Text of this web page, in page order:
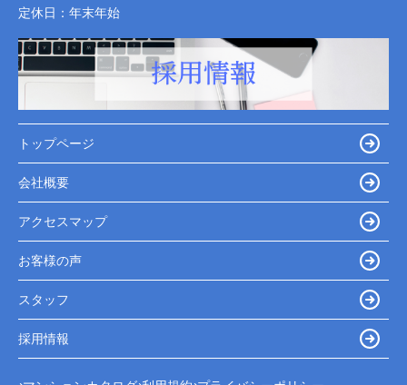
定休日： 年末年始
トップページ
会社概要
アクセスマップ
お客様の声
スタッフ
採用情報